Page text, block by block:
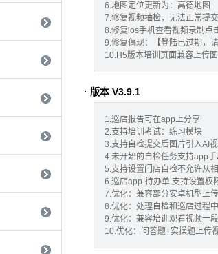
6.地图定位更新为：高德地图
7.修复视频抽检，无法正常提
8.修复ios手机查看视频录制点
9.修复偶现：【登陆已过期，
10.H5版本培训页面兼容上传
· 版本 V3.9.1
1.巡店报告可在app上分享
2.支持培训考试：练习模块
3.支持自检提交后图片引入AI
4.未开始的自检任务支持app
5.支持设置门店自检不允许从
6.巡店app-待办单 支持设置权
7.优化：兼容部分安卓机型上
8.优化：处理自检和巡店过程
9.优化：兼容培训观看视频一
10.优化：问答题+实操题上传